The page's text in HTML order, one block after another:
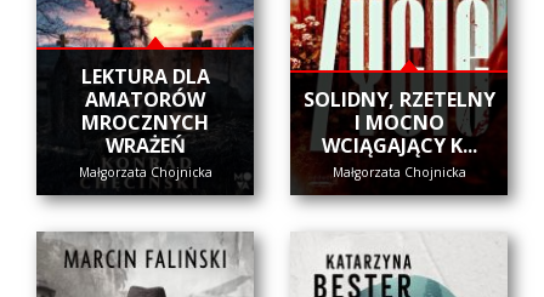
LEKTURA DLA
AMATORÓW
MROCZNYCH
WRAŻEŃ
Małgorzata Chojnicka
SOLIDNY, RZETELNY
I MOCNO
WCIĄGAJĄCY K...
Małgorzata Chojnicka